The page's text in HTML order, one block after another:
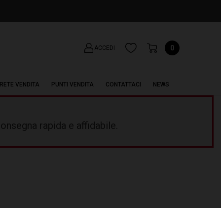
ACCEDI 0
RETE VENDITA PUNTI VENDITA CONTATTACI NEWS
rapida e affidabile.